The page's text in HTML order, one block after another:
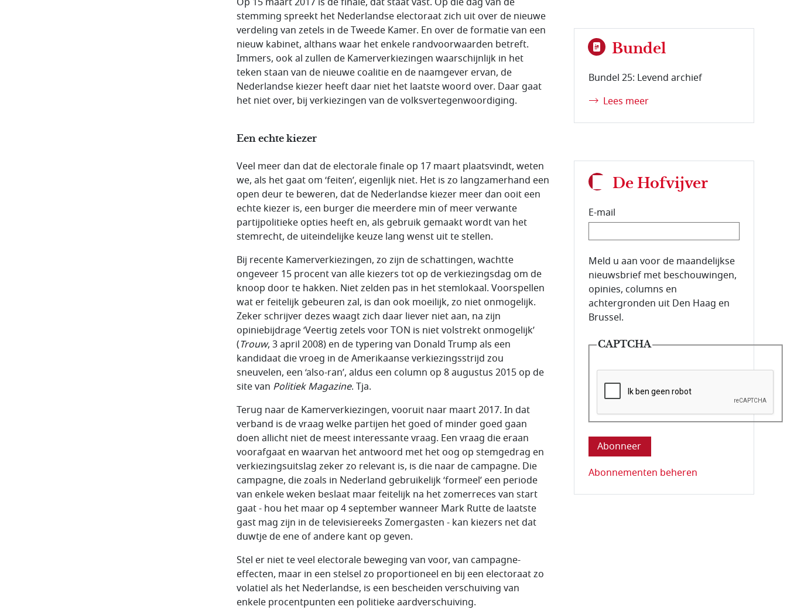
stemming spreekt het Nederlandse electoraat zich uit over de nieuwe
verdeling van zetels in de Tweede Kamer. En over de formatie van een
nieuw kabinet, althans waar het enkele randvoorwaarden betreft.
Immers, ook al zullen de Kamerverkiezingen waarschijnlijk in het
teken staan van de nieuwe coalitie en de naamgever ervan, de
Nederlandse kiezer heeft daar niet het laatste woord over. Daar gaat
het niet over, bij verkiezingen van de volksvertegenwoordiging.
Een echte kiezer
Veel meer dan dat de electorale finale op 17 maart plaatsvindt, weten
we, als het gaat om ‘feiten’, eigenlijk niet. Het is zo langzamerhand een
open deur te beweren, dat de Nederlandse kiezer meer dan ooit een
echte kiezer is, een burger die meerdere min of meer verwante
partijpolitieke opties heeft en, als gebruik gemaakt wordt van het
stemrecht, de uiteindelijke keuze lang wenst uit te stellen.
Bij recente Kamerverkiezingen, zo zijn de schattingen, wachtte
ongeveer 15 procent van alle kiezers tot op de verkiezingsdag om de
knoop door te hakken. Niet zelden pas in het stemlokaal. Voorspellen
wat er feitelijk gebeuren zal, is dan ook moeilijk, zo niet onmogelijk.
Zeker schrijver dezes waagt zich daar liever niet aan, na zijn
opiniebijdrage ‘Veertig zetels voor TON is niet volstrekt onmogelijk’
(Trouw, 3 april 2008) en de typering van Donald Trump als een
kandidaat die vroeg in de Amerikaanse verkiezingsstrijd zou
sneuvelen, een ‘also-ran’, aldus een column op 8 augustus 2015 op de
site van Politiek Magazine. Tja.
Terug naar de Kamerverkiezingen, vooruit naar maart 2017. In dat
verband is de vraag welke partijen het goed of minder goed gaan
doen allicht niet de meest interessante vraag. Een vraag die eraan
voorafgaat en waarvan het antwoord met het oog op stemgedrag en
verkiezingsuitslag zeker zo relevant is, is die naar de campagne. Die
campagne, die zoals in Nederland gebruikelijk ‘formeel’ een periode
van enkele weken beslaat maar feitelijk na het zomerreces van start
gaat - hou het maar op 4 september wanneer Mark Rutte de laatste
gast mag zijn in de televisiereeks Zomergasten - kan kiezers net dat
duwtje de ene of andere kant op geven.
Stel er niet te veel electorale beweging van voor, van campagne-
effecten, maar in een stelsel zo proportioneel en bij een electoraat zo
volatiel als het Nederlandse, is een bescheiden verschuiving van
enkele procentpunten een politieke aardverschuiving.
Bundel
Bundel 25: Levend archief
Lees meer
De Hofvijver
E-mail
E-mailadres van de abonnee.
Meld u aan voor de maandelijkse
nieuwsbrief met beschouwingen,
opinies, columns en
achtergronden uit Den Haag en
Brussel.
CAPTCHA
Deze vraag is om te controleren dat u
Abonnementen beheren